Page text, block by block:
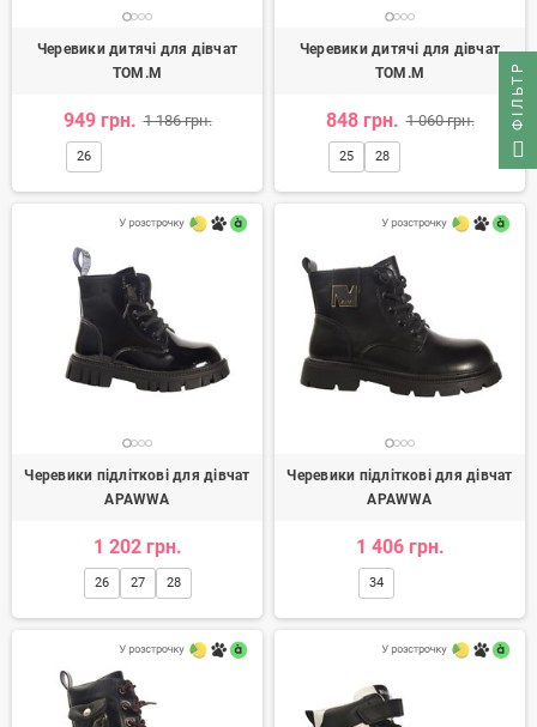
Черевики дитячі для дівчат
TOM.M
949 грн. 1 186 грн.
26
Черевики дитячі для дівчат
TOM.M
848 грн. 1 060 грн.
25 28
Черевики підліткові для дівчат
APAWWA
1 202 грн.
26 27 28
Черевики підліткові для дівчат
APAWWA
1 406 грн.
34
ФІЛЬТР